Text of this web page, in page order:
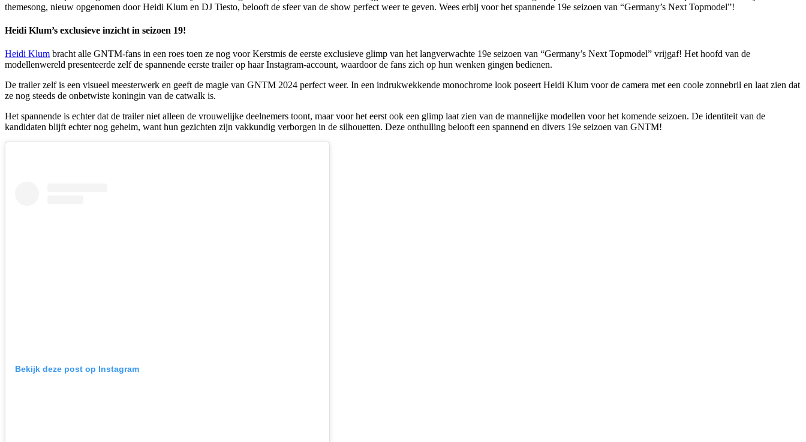
themesong, nieuw opgenomen door Heidi Klum en DJ Tiesto, belooft de sfeer van de show perfect weer te geven. Wees erbij voor het spannende 19e seizoen van “Germany’s Next Topmodel”!
Heidi Klum’s exclusieve inzicht in seizoen 19!
Heidi Klum bracht alle GNTM-fans in een roes toen ze nog voor Kerstmis de eerste exclusieve glimp van het langverwachte 19e seizoen van “Germany’s Next Topmodel” vrijgaf! Het hoofd van de
modellenwereld presenteerde zelf de spannende eerste trailer op haar Instagram-account, waardoor de fans zich op hun wenken gingen bedienen.
De trailer zelf is een visueel meesterwerk en geeft de magie van GNTM 2024 perfect weer. In een indrukwekkende monochrome look poseert Heidi Klum voor de camera met een coole zonnebril en laat zien dat
ze nog steeds de onbetwiste koningin van de catwalk is.
Het spannende is echter dat de trailer niet alleen de vrouwelijke deelnemers toont, maar voor het eerst ook een glimp laat zien van de mannelijke modellen voor het komende seizoen. De identiteit van de
kandidaten blijft echter nog geheim, want hun gezichten zijn vakkundig verborgen in de silhouetten. Deze onthulling belooft een spannend en divers 19e seizoen van GNTM!
Bekijk deze post op Instagram